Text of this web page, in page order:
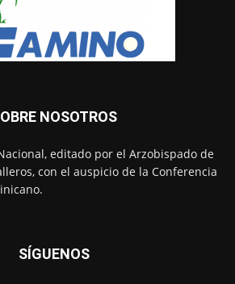
NOSOTROS
editado por el Arzobispado de
con el auspicio de la Conferencia
SÍGUENOS